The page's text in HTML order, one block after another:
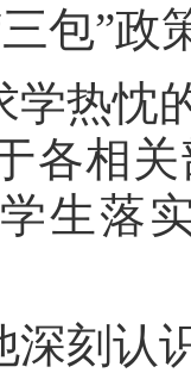
包”政
学热忱
各相
生落
深刻认